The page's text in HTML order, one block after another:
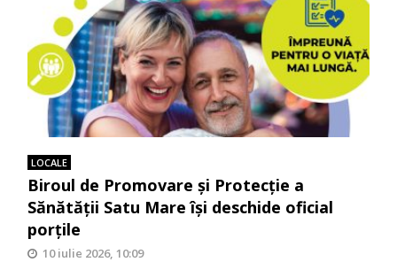
LOCALE
Biroul de Promovare și Protecție a
Sănătății Satu Mare își deschide oficial
porțile
10 iulie 2026, 10:09